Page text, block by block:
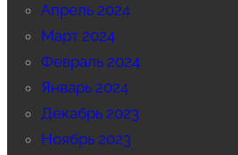
Апрель 2024
Март 2024
Февраль 2024
Январь 2024
Декабрь 2023
Ноябрь 2023